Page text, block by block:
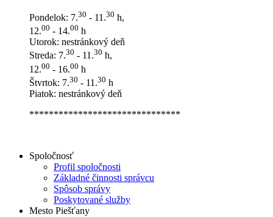
Pondelok: 7.30 - 11.30 h,
12.00 - 14.00 h
Utorok: nestránkový deň
Streda: 7.30 - 11.30 h,
12.00 - 16.00 h
Štvrtok: 7.30 - 11.30 h
Piatok: nestránkový deň
*******************************
Spoločnosť
Profil spoločnosti
Základné činnosti správcu
Spôsob správy
Poskytované služby
Mesto Piešťany